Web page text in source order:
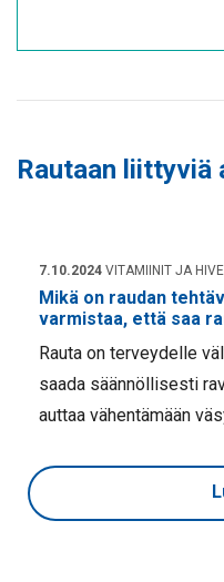
Rautaan liittyviä
7.10.2024 VITAMIINIT JA
Mikä on raudan
varmistaa, että saa
Rauta on terveydelle
saada säännöllisesti
auttaa vähentämään